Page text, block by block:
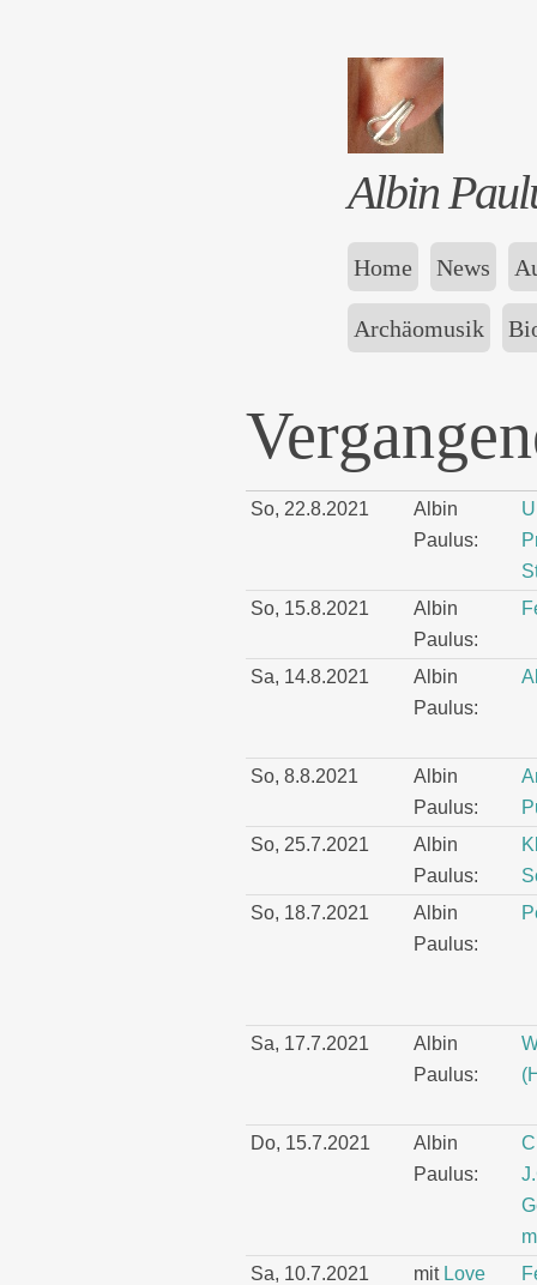
Albin
Home News
Archäomusik
So, 22.8.2021
Albin
Paulus:
So, 15.8.2021
Albin
Paulus:
Sa, 14.8.2021
Albin
Paulus:
So, 8.8.2021
Albin
Paulus:
So, 25.7.2021
Albin
Paulus:
So, 18.7.2021
Albin
Paulus:
Sa, 17.7.2021
Albin
Paulus:
Do, 15.7.2021
Albin
Paulus:
Sa, 10.7.2021
mit Love